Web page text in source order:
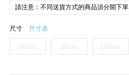
請注意：不同送貨方式的商品須分開下單
尺寸 尺寸表
80cm 90cm 100cm